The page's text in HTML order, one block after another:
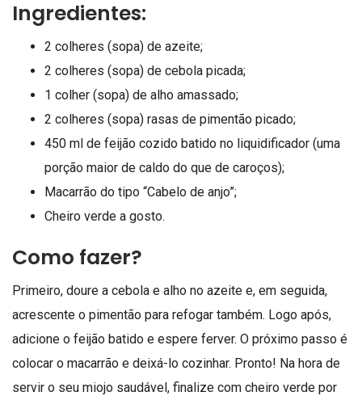
Ingredientes:
2 colheres (sopa) de azeite;
2 colheres (sopa) de cebola picada;
1 colher (sopa) de alho amassado;
2 colheres (sopa) rasas de pimentão picado;
450 ml de feijão cozido batido no liquidificador (uma
porção maior de caldo do que de caroços);
Macarrão do tipo “Cabelo de anjo”;
Cheiro verde a gosto.
Como fazer?
Primeiro, doure a cebola e alho no azeite e, em seguida,
acrescente o pimentão para refogar também. Logo após,
adicione o feijão batido e espere ferver. O próximo passo é
colocar o macarrão e deixá-lo cozinhar. Pronto! Na hora de
servir o seu miojo saudável, finalize com cheiro verde por